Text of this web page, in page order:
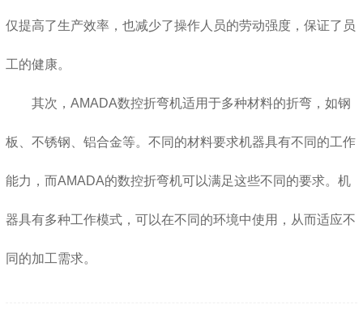
仅提高了生产效率，也减少了操作人员的劳动强度，保证了员
工的健康。
其次，AMADA数控折弯机适用于多种材料的折弯，如钢
板、不锈钢、铝合金等。不同的材料要求机器具有不同的工作
能力，而AMADA的数控折弯机可以满足这些不同的要求。机
器具有多种工作模式，可以在不同的环境中使用，从而适应不
同的加工需求。